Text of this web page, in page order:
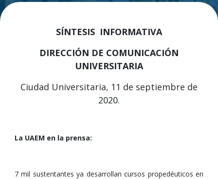
SÍNTESIS INFORMATIVA
DIRECCIÓN DE COMUNICACIÓN
UNIVERSITARIA
Ciudad Universitaria, 11 de septiembre de
2020.
La UAEM en la prensa:
7 mil sustentantes ya desarrollan cursos propedéuticos en